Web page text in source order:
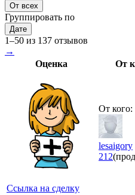
От всех
Группировать по
Дате
1–50 из 137 отзывов
→
Оценка
От
Ссылка на сделку
От кого:
lesaigory
212